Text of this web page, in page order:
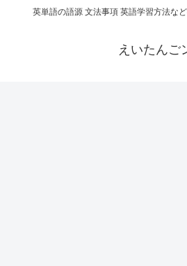
英単語の語源 文法事項 英語学習方法な
えいたんご